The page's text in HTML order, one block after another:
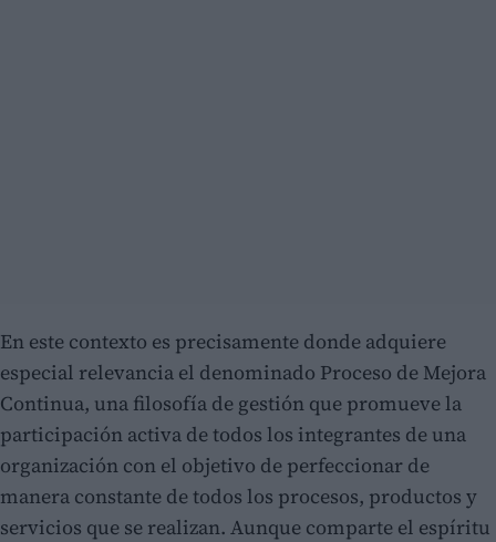
En este contexto es precisamente donde adquiere
especial relevancia el denominado Proceso de Mejora
Continua, una filosofía de gestión que promueve la
participación activa de todos los integrantes de una
organización con el objetivo de perfeccionar de
manera constante de todos los procesos, productos y
servicios que se realizan. Aunque comparte el espíritu